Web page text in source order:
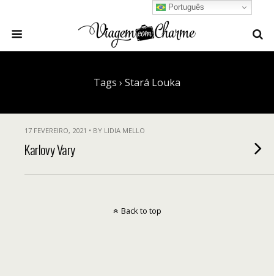
Tags › Stará Louka
17 FEVEREIRO, 2021 • BY LIDIA MELLO
Karlovy Vary
Português
Back to top